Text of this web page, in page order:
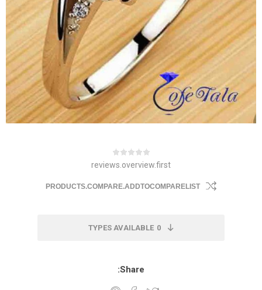
reviews.overview.first
PRODUCTS.COMPARE.ADDTOCOMPARELIST
0
TYPES AVAILABLE
Share: